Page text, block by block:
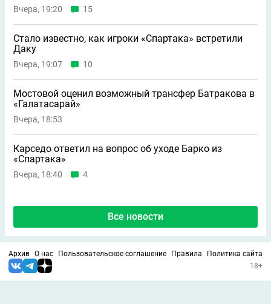
Вчера, 19:20 15
Стало известно, как игроки «Спартака» встретили
Даку
Вчера, 19:07 10
Мостовой оценил возможный трансфер Батракова в
«Галатасарай»
Вчера, 18:53
Карседо ответил на вопрос об уходе Барко из
«Спартака»
Вчера, 18:40 4
Все новости
Архив О нас Пользовательское соглашение Правила
Политика сайта
18+